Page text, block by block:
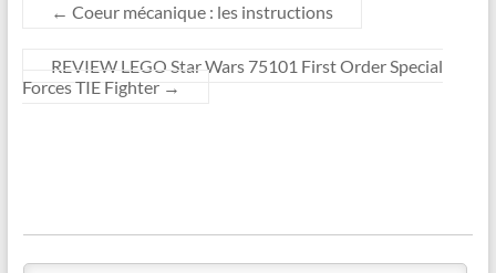
← Coeur mécanique : les instructions
REVIEW LEGO Star Wars 75101 First Order Special
Forces TIE Fighter →